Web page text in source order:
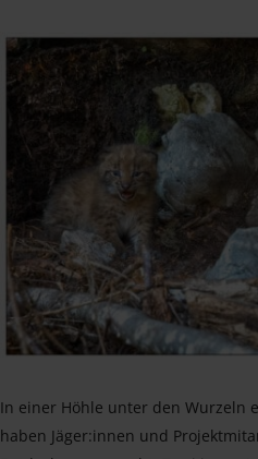
In einer Höhle unter den Wurzeln
haben Jäger:innen und